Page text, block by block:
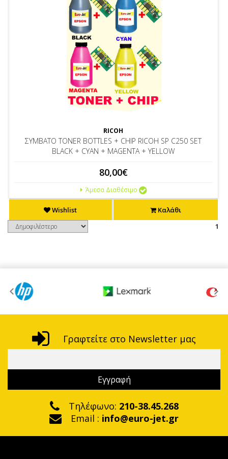
RICOH
ΣΥΜΒΑΤΟ TONER BOTTLES + CHIP RICOH SP C250 SET
BLACK + CYAN + MAGENTA + YELLOW
80,00€
Άμεσα Διαθέσιμο
Wishlist Καλάθι
1
Γραφτείτε στο Newsletter μας
Τηλέφωνο: 210-38.45.268
Email : info@euro-jet.gr